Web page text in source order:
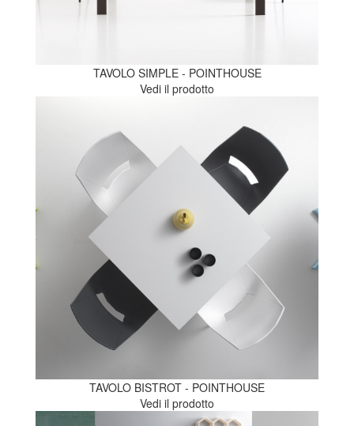
TAVOLO SIMPLE - POINTHOUSE
Vedi il prodotto
TAVOLO BISTROT - POINTHOUSE
Vedi il prodotto